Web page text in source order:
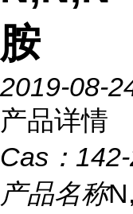
胺
2019-08-
产品详情
Cas：
产品名称